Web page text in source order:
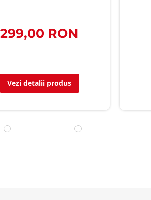
299,00 RON
Vezi detalii produs